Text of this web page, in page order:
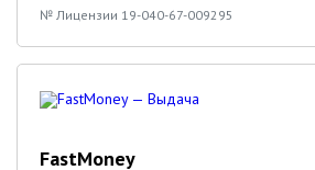
№ Лицензии 19-040-67-009295
FastMoney